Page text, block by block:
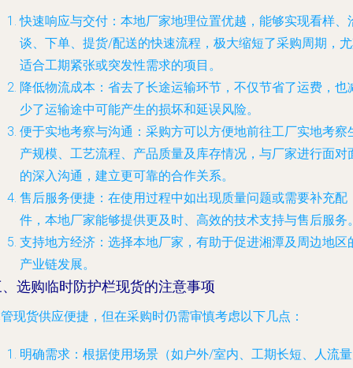
快速响应与交付 ：本地厂家地理位置优越，能够实现看样、
谈、下单、提货/配送的快速流程，极大缩短了采购周期，
适合工期紧张或突发性需求的项目。
降低物流成本 ：省去了长途运输环节，不仅节省了运费，也
少了运输途中可能产生的损坏和延误风险。
便于实地考察与沟通 ：采购方可以方便地前往工厂实地考察
产规模、工艺流程、产品质量及库存情况，与厂家进行面对
的深入沟通，建立更可靠的合作关系。
售后服务便捷 ：在使用过程中如出现质量问题或需要补充配
件，本地厂家能够提供更及时、高效的技术支持与售后服务
支持地方经济 ：选择本地厂家，有助于促进湘潭及周边地区
产业链发展。
选购临时防护栏现货的注意事项
现货供应便捷，但在采购时仍需审慎考虑以下几点：
明确需求 ：根据使用场景（如户外/室内、工期长短、人流